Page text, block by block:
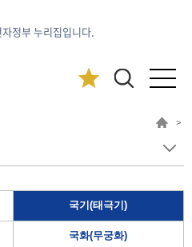
정부 누리집입니다.
>
국기(태극기)
국화(무궁화)